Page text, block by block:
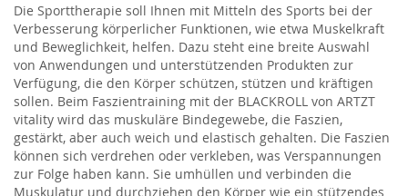
Die Sporttherapie soll Ihnen mit Mitteln des Sports bei der
Verbesserung körperlicher Funktionen, wie etwa Muskelkraft
und Beweglichkeit, helfen. Dazu steht eine breite Auswahl
von Anwendungen und unterstützenden Produkten zur
Verfügung, die den Körper schützen, stützen und kräftigen
sollen. Beim Faszientraining mit der BLACKROLL von ARTZT
vitality wird das muskuläre Bindegewebe, die Faszien,
gestärkt, aber auch weich und elastisch gehalten. Die Faszien
können sich verdrehen oder verkleben, was Verspannungen
zur Folge haben kann. Sie umhüllen und verbinden die
Muskulatur und durchziehen den Körper wie ein stützendes